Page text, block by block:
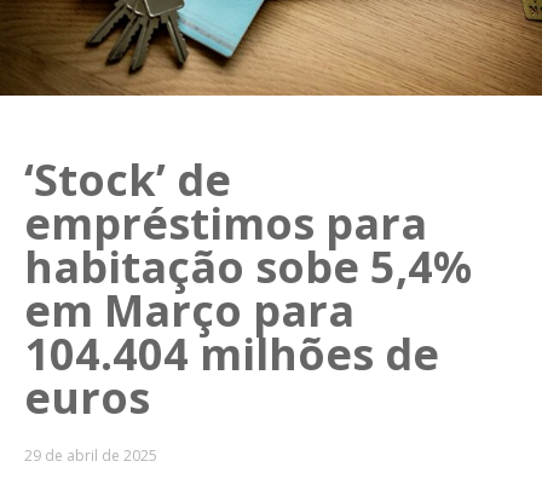
‘Stock’ de
empréstimos para
habitação sobe 5,4%
em Março para
104.404 milhões de
euros
29 de abril de 2025